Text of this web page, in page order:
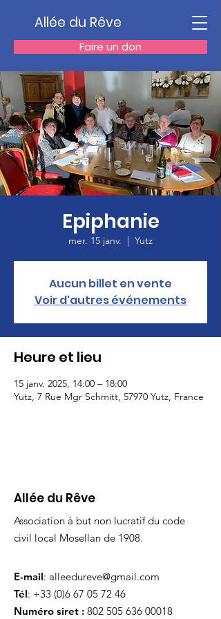
Faire un don
Allée du Rêve
Epiphanie
mer. 15 janv.
  |
Yutz
Aucun billet en vente
Voir d'autres événements
Heure et lieu
15 janv. 2025, 14:00 – 18:00
Yutz, 7 Rue Mgr Schmitt, 57970 Yutz, France
Allée du Rêve
Association à but non lucratif du code
civil local Mosellan de 1908.
E-mail: alleedureve@gmail.com
Tél: +33 (0)6 67 05 72 46
Numéro siret : 802 505 636 00018